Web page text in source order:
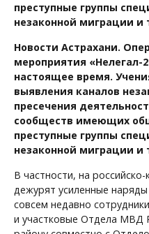
преступные группы
незаконной миграции и
Новости Астрахани.
мероприятия «Нелегал-
настоящее время.
выявления каналов
пресечения
сообществ имеющих
преступные группы
незаконной миграции и
В частности, на российско-
дежурят усиленные
совсем недавно
и участковые Отдела МВД